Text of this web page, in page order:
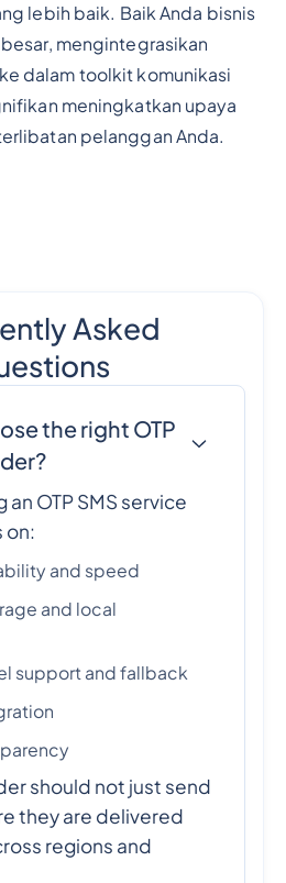
lebih baik. Baik Anda bisnis
mengintegrasikan
dalam toolkit komunikasi
meningkatkan upaya
pelanggan Anda.
Asked
the right OTP
OTP SMS service
on:
and speed
and local
support and fallback
should not just send
they are delivered
regions and